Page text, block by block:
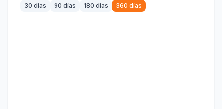
30 días 90 días 180 días 360 días